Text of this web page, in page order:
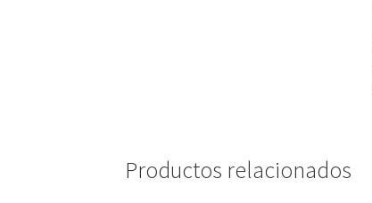
Productos relacionados